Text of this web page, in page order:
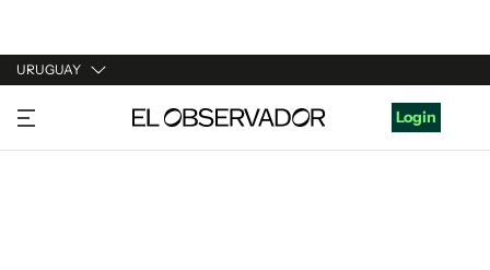
URUGUAY
URUGUAY
ARGENTINA
Login